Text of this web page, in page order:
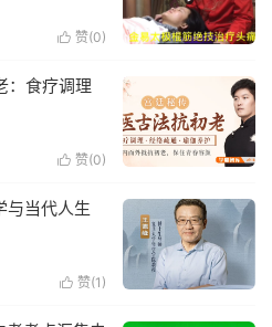
 赞(0)
：食疗调理
 赞(0)
与当代人生
 赞(1 )